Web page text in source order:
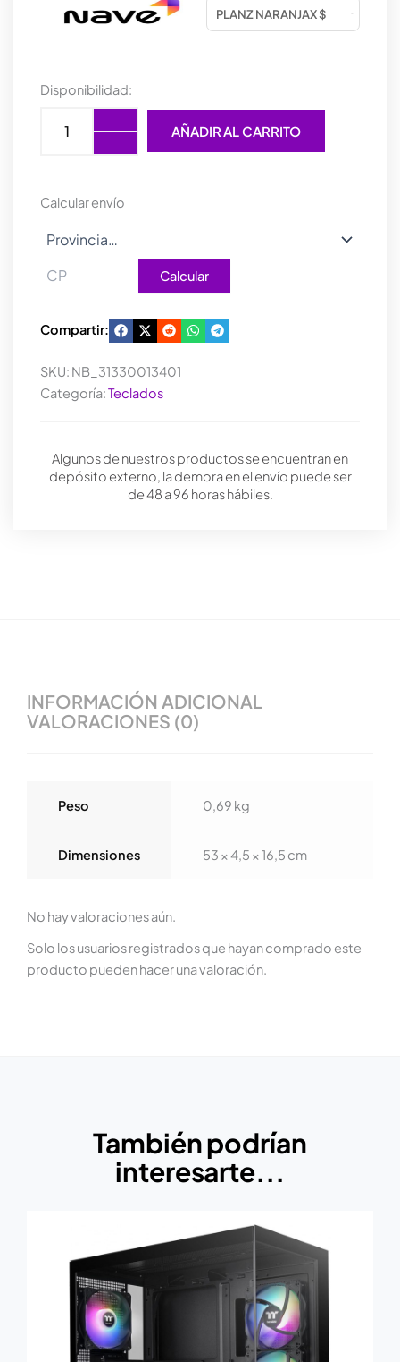
Disponibilidad:
TECLADO
MOUSE
COMBO
KM-
123
cantidad
AÑADIR AL CARRITO
Calcular envío
Calcular
Compartir:
SKU: NB_31330013401
Categoría:Teclados
Algunos de nuestros productos se encuentran en
depósito externo, la demora en el envío puede ser
de 48 a 96 horas hábiles.
INFORMACIÓN ADICIONAL
VALORACIONES (0)
Peso 0,69 kg
Dimensiones 53 × 4,5 × 16,5 cm
No hay valoraciones aún.
Solo los usuarios registrados que hayan comprado este
producto pueden hacer una valoración.
También podrían
interesarte...